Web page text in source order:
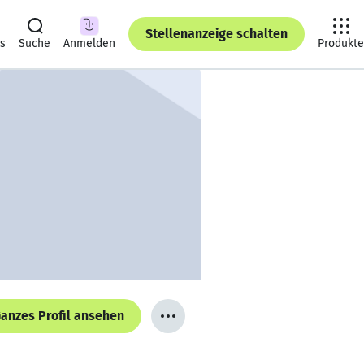
Suche Anmelden
Stellenanzeige schalten
Produkte
Profil ansehen